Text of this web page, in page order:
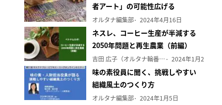
者アート」の可能性広げる
オルタナ編集部 2024年4月16日
ネスレ、コーヒー生産が半減する
2050年問題と再生農業（前編）
吉田 広子（オルタナ輪番編集長） 2024年1月29日
味の素役員に聞く、挑戦しやすい
組織風土のつくり方
オルタナ編集部 2024年1月5日